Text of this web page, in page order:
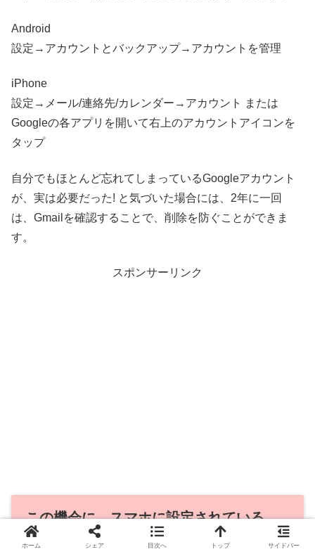
Android
設定→アカウントとバックアップ→アカウントを管理
iPhone
設定→メール/連絡先/カレンダー→アカウント または
Googleの各アプリを開いて右上のアカウントアイコンを
タップ
自分でもほとんど忘れてしまっているGoogleアカウント
が、実は必要だった! と気づいた場合には、2年に一回
は、Gmailを確認することで、削除を防ぐことができま
す。
スポンサーリンク
この機会に、スマホに設定されている
Googleアカウントの総ざらいを
ホーム シェア 目次へ トップ サイドバー